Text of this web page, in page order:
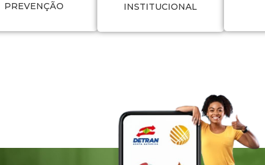
PREVENÇÃO
INSTITUCIONAL